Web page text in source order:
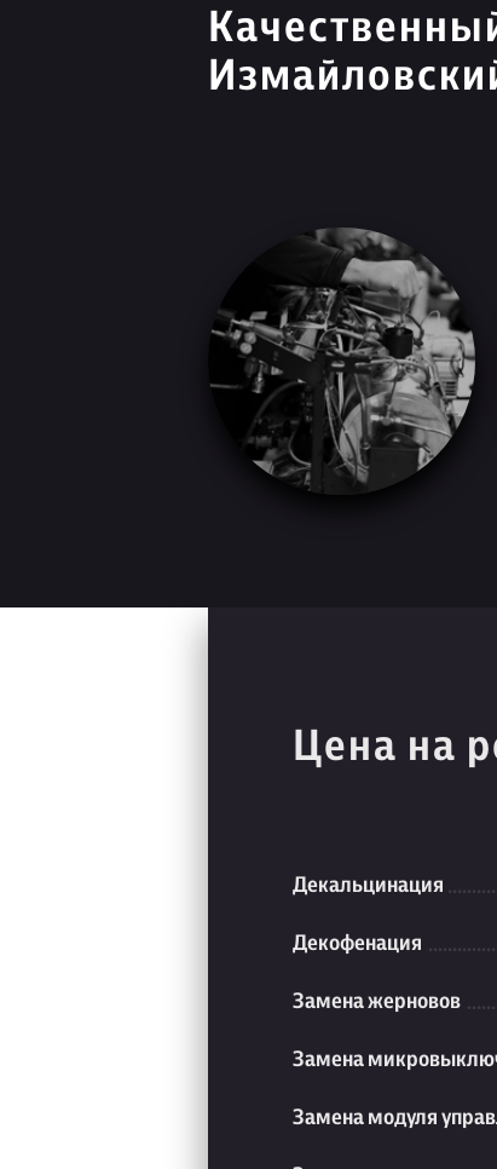
Цена на
Декальцинация
Декофенация
Замена жерновов
Замена
Замена модуля